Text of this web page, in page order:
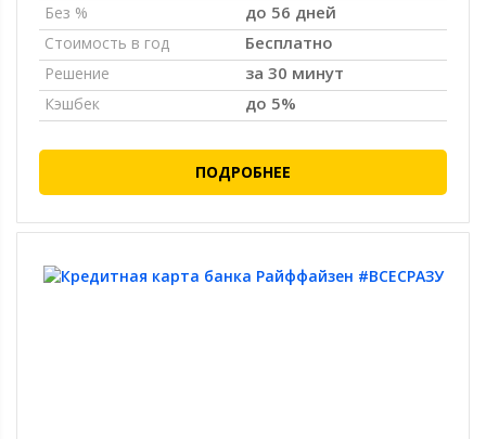
Без % до 56 дней
Стоимость в год Бесплатно
Решение за 30 минут
Кэшбек до 5%
ПОДРОБНЕЕ